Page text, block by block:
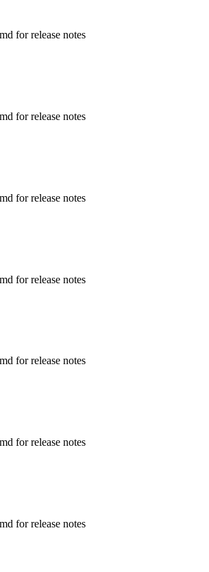
for release notes
for release notes
for release notes
for release notes
for release notes
for release notes
for release notes